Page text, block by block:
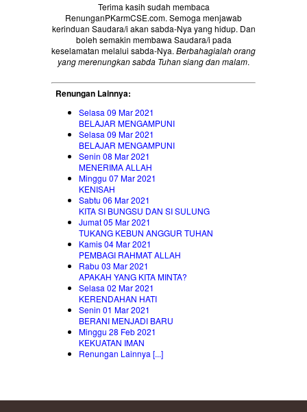
Terima kasih sudah membaca
RenunganPKarmCSE.com. Semoga menjawab
kerinduan Saudara/i akan sabda-Nya yang hidup. Dan
boleh semakin membawa Saudara/i pada
keselamatan melalui sabda-Nya. Berbahagialah orang
yang merenungkan sabda Tuhan siang dan malam.
Renungan Lainnya:
Selasa 09 Mar 2021
BELAJAR MENGAMPUNI
Selasa 09 Mar 2021
BELAJAR MENGAMPUNI
Senin 08 Mar 2021
MENERIMA ALLAH
Minggu 07 Mar 2021
KENISAH
Sabtu 06 Mar 2021
KITA SI BUNGSU DAN SI SULUNG
Jumat 05 Mar 2021
TUKANG KEBUN ANGGUR TUHAN
Kamis 04 Mar 2021
PEMBAGI RAHMAT ALLAH
Rabu 03 Mar 2021
APAKAH YANG KITA MINTA?
Selasa 02 Mar 2021
KERENDAHAN HATI
Senin 01 Mar 2021
BERANI MENJADI BARU
Minggu 28 Feb 2021
KEKUATAN IMAN
Renungan Lainnya [...]